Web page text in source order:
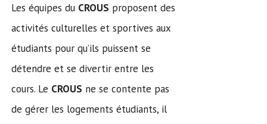
Les équipes du CROUS proposent des
activités culturelles et sportives aux
étudiants pour qu’ils puissent se
détendre et se divertir entre les
cours. Le CROUS ne se contente pas
de gérer les logements étudiants, il